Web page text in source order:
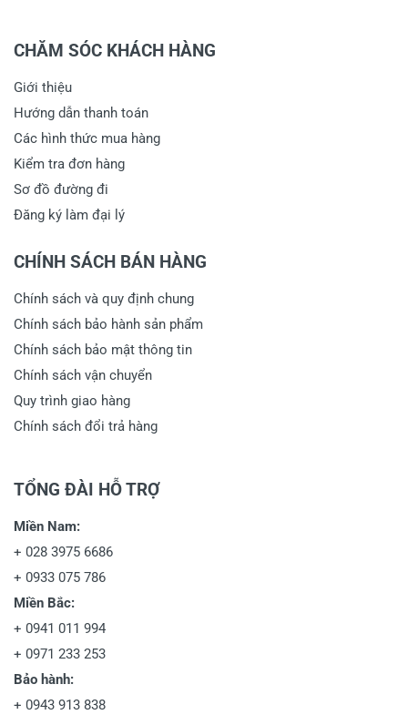
CHĂM SÓC KHÁCH HÀNG
Giới thiệu
Hướng dẫn thanh toán
Các hình thức mua hàng
Kiểm tra đơn hàng
Sơ đồ đường đi
Đăng ký làm đại lý
CHÍNH SÁCH BÁN HÀNG
Chính sách và quy định chung
Chính sách bảo hành sản phẩm
Chính sách bảo mật thông tin
Chính sách vận chuyển
Quy trình giao hàng
Chính sách đổi trả hàng
TỔNG ĐÀI HỖ TRỢ
Miền Nam:
+ 028 3975 6686
+ 0933 075 786
Miền Bắc:
+ 0941 011 994
+ 0971 233 253
Bảo hành:
+ 0943 913 838